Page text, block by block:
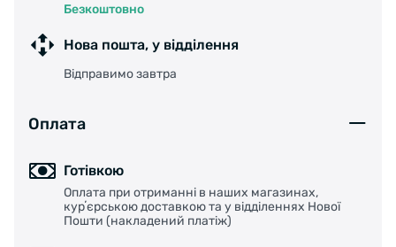
Безкоштовно
Нова пошта, у відділення
Відправимо завтра
Оплата
Готівкою
Оплата при отриманні в наших магазинах,
курʼєрською доставкою та у відділеннях Нової
Пошти (накладений платіж)